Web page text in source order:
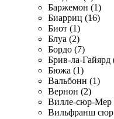
Баржемон (1)
Биарриц (16)
Биот (1)
Блуа (2)
Бордо (7)
Брив-ла-Гайярд
Бюжа (1)
Вальбонн (1)
Вернон (2)
Вилле-сюр-Мер
Вильфранш сюр